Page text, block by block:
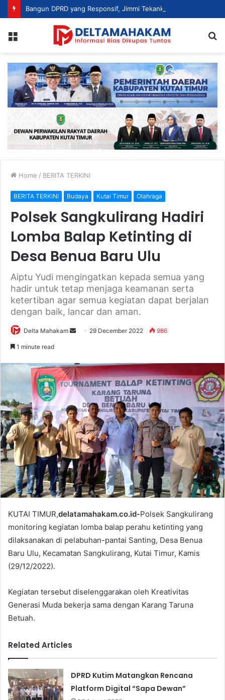
Home / BERITA TERKINI
BERITA TERKINI Budaya Kutai Timur Olahraga
Polsek Sangkulirang Hadiri
Lomba Balap Ketinting di
Desa Benua Baru Ulu
Aiptu Yudi mengingatkan kepada semua yang
hadir untuk tetap menjaga keamanan serta
ketertiban agar semua kegiatan dapat berjalan
dengan baik, lancar dan aman.
Delta Mahakam
d
a
n
m
a
i
l
29 December 2022 986
1 minute read
KUTAI TIMUR,delatamahakam.co.id-Polsek Sangkulirang
monitoring kegiatan lomba balap perahu ketinting yang
dilaksanakan di pelabuhan-pantai Santing, Desa Benua
Baru Ulu, Kecamatan Sangkulirang, Kutai Timur, Kamis
(29/12/2022).
Kegiatan tersebut diselenggarakan oleh Kreativitas
Generasi Muda bekerja sama dengan Karang Taruna
Betuah.
Related Articles
DPRD Kutim Matangkan Rencana
Platform Digital “Sapa Dewan”